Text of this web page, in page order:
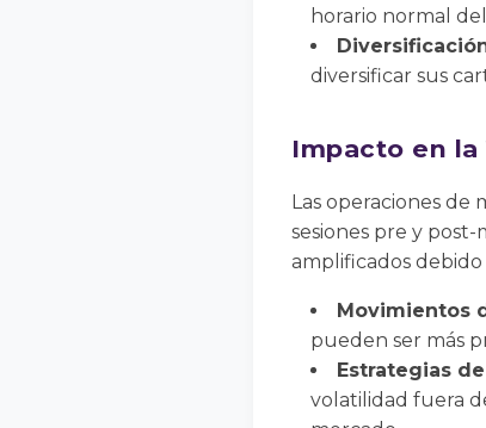
horario normal
diversificar sus
Impacto en
Las operaciones
sesiones pre y
amplificados debido
Movimientos
pueden ser más
Estrategias
volatilidad fuera